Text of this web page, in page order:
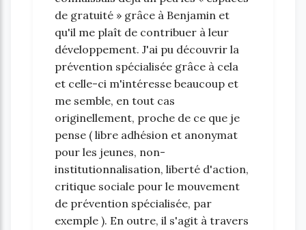
de gratuité » grâce à Benjamin et
qu'il me plaît de contribuer à leur
développement. J'ai pu découvrir la
prévention spécialisée grâce à cela
et celle-ci m'intéresse beaucoup et
me semble, en tout cas
originellement, proche de ce que je
pense ( libre adhésion et anonymat
pour les jeunes, non-
institutionnalisation, liberté d'action,
critique sociale pour le mouvement
de prévention spécialisée, par
exemple ). En outre, il s'agit à travers